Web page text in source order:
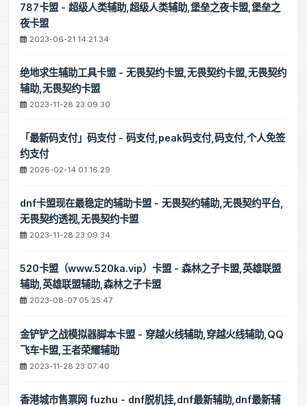
787卡盟 - 超级人类辅助,超级人类辅助,堡垒之夜卡盟,堡垒之
夜卡盟
2023-06-21 14:21:34
绝地求生辅助工具卡盟 - 无畏契约卡盟,无畏契约卡盟,无畏契约
辅助,无畏契约卡盟
2023-11-28 23:09:30
「最新码支付」码支付 - 码支付,peak码支付,码支付,个人免签
约支付
2026-02-14 01:16:29
dnf卡盟现在最稳定的辅助卡盟 - 无畏契约辅助,无畏契约平台,
无畏契约透视,无畏契约卡盟
2023-11-28 23:09:34
520卡盟（www.520ka.vip）卡盟 - 森林之子卡盟,英雄联盟
辅助,英雄联盟辅助,森林之子卡盟
2023-08-07 05:25:47
金铲铲之战模拟器脚本卡盟 - 穿越火线辅助,穿越火线辅助,QQ
飞车卡盟,王者荣耀辅助
2023-11-28 23:07:40
香港城市售票网 fuzhu - dnf脱机挂,dnf最新辅助,dnf最新辅